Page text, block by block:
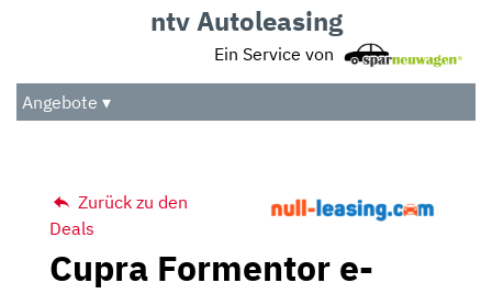
Audio
Das Beste
ntv Autoleasing
Ein Service von
Angebote ▾
Zurück zu den
Deals
Cupra Formentor e-